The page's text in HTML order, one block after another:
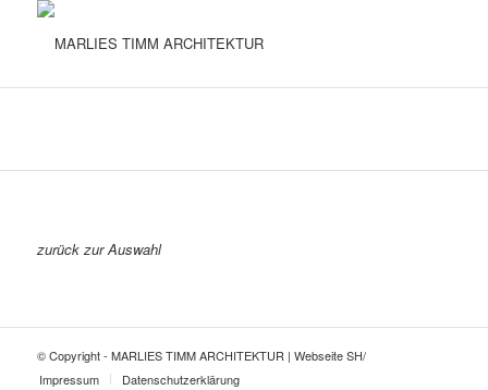
zurück zur Auswahl
© Copyright - MARLIES TIMM ARCHITEKTUR | WebseiteSH/
Impressum
Datenschutzerklärung